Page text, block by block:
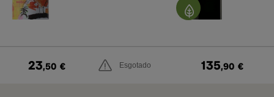
23,50 € Esgotado 135,90 €